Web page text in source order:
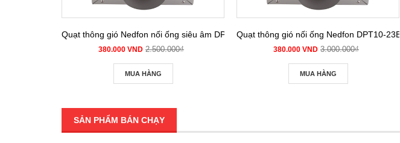
Quạt thông gió Nedfon nối ống siêu âm DPT 10-12B
380.000 VND 2.500.000₫
MUA HÀNG
Quạt thông gió nối ống Nedfon DPT10-23B
380.000 VND 3.000.000₫
MUA HÀNG
SẢN PHẨM BÁN CHẠY